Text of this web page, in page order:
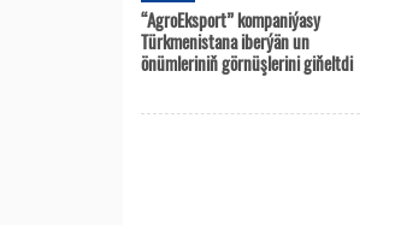
“AgroEksport” kompaniýasy
Türkmenistana iberýän un
önümleriniň görnüşlerini giňeltdi